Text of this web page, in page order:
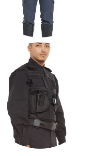
FARDAMENTO
BOMBEIRO CIVIL